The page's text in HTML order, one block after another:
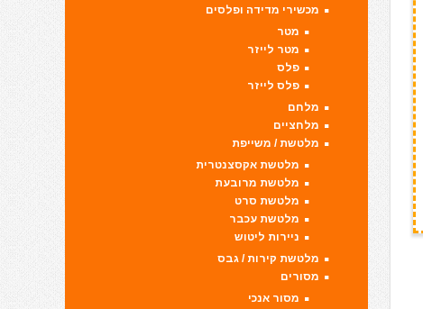
מכשירי מדידה ופלסים
מטר
מטר לייזר
פלס
פלס לייזר
מלחם
מלחציים
מלטשת / משייפת
מלטשת אקסצנטרית
מלטשת מרובעת
מלטשת סרט
מלטשת עכבר
ניירות ליטוש
מלטשת קירות / גבס
מסורים
מסור אנכי